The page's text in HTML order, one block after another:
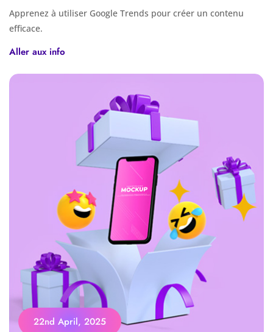
Apprenez à utiliser Google Trends pour créer un contenu
efficace.
Aller aux info
22nd April, 2025